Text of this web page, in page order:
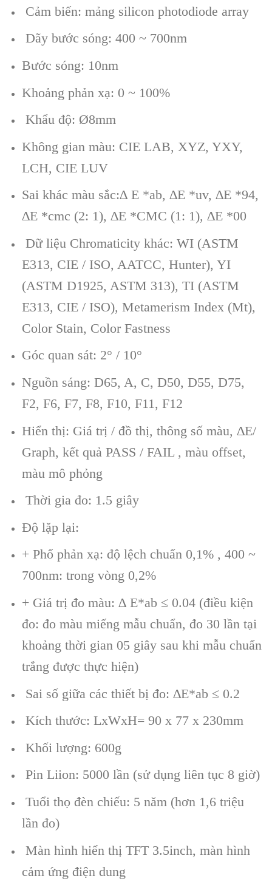
Cảm biến: mảng silicon photodiode array
Dãy bước sóng: 400 ~ 700nm
Bước sóng: 10nm
Khoảng phản xạ: 0 ~ 100%
Khẩu độ: Ø8mm
Không gian màu: CIE LAB, XYZ, YXY,
LCH, CIE LUV
Sai khác màu sắc:∆ E *ab, ∆E *uv, ∆E *94,
∆E *cmc (2: 1), ∆E *CMC (1: 1), ∆E *00
Dữ liệu Chromaticity khác: WI (ASTM
E313, CIE / ISO, AATCC, Hunter), YI
(ASTM D1925, ASTM 313), TI (ASTM
E313, CIE / ISO), Metamerism Index (Mt),
Color Stain, Color Fastness
Góc quan sát: 2° / 10°
Nguồn sáng: D65, A, C, D50, D55, D75,
F2, F6, F7, F8, F10, F11, F12
Hiển thị: Giá trị / đồ thị, thông số màu, ∆E/
Graph, kết quả PASS / FAIL , màu offset,
màu mô phỏng
Thời gia đo: 1.5 giây
Độ lặp lại:
+ Phổ phản xạ: độ lệch chuẩn 0,1% , 400 ~
700nm: trong vòng 0,2%
+ Giá trị đo màu: ∆ E*ab ≤ 0.04 (điều kiện
đo: đo màu miếng mẫu chuẩn, đo 30 lần tại
khoảng thời gian 05 giây sau khi mẫu chuẩn
trắng được thực hiện)
Sai số giữa các thiết bị đo: ∆E*ab ≤ 0.2
Kích thước: LxWxH= 90 x 77 x 230mm
Khối lượng: 600g
Pin Liion: 5000 lần (sử dụng liên tục 8 giờ)
Tuổi thọ đèn chiếu: 5 năm (hơn 1,6 triệu
lần đo)
Màn hình hiển thị TFT 3.5inch, màn hình
cảm ứng điện dung